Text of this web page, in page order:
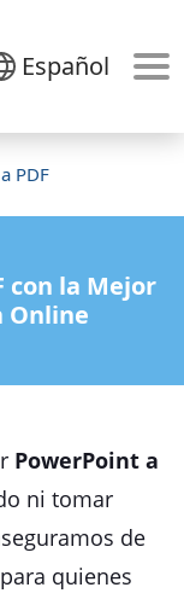
Español
PDF
con la Mejor
Online
PowerPoint a
ni tomar
de
quienes